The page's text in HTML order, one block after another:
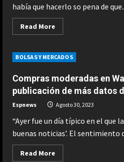
había que hacerlo so pena de
Read More
more
hora
de
la
grandeza
de
‘El
caballero
oscuro:
la
leyenda
renace’
(pese
a
BOLSAS Y MERCADOS
Compras moderadas en
publicación de más datos
Espnews Agosto 30, 2023
“Ayer fue un día típico en el que
buenas noticias’. El sentimiento
Read More
more